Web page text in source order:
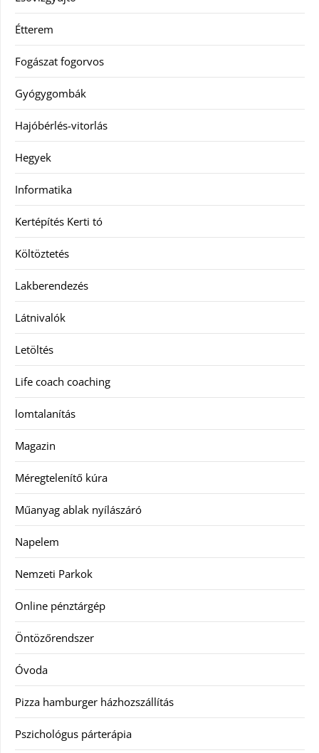
Étterem
Fogászat fogorvos
Gyógygombák
Hajóbérlés-vitorlás
Hegyek
Informatika
Kertépítés Kerti tó
Költöztetés
Lakberendezés
Látnivalók
Letöltés
Life coach coaching
lomtalanítás
Magazin
Méregtelenítő kúra
Műanyag ablak nyílászáró
Napelem
Nemzeti Parkok
Online pénztárgép
Öntözőrendszer
Óvoda
Pizza hamburger házhozszállítás
Pszichológus párterápia